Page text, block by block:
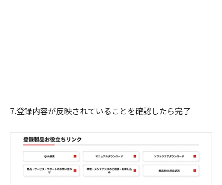
7.登録内容が反映されていることを確認したら完了